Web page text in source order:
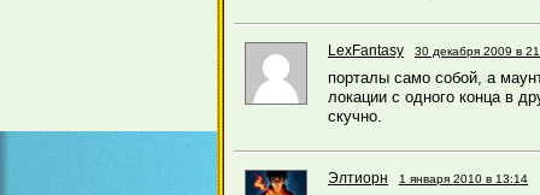
LexFantasy 30 декабря 2009 в
порталы само собой, а
локации с одного конца в
скучно.
Элтиорн 1 января 2010 в 13:14